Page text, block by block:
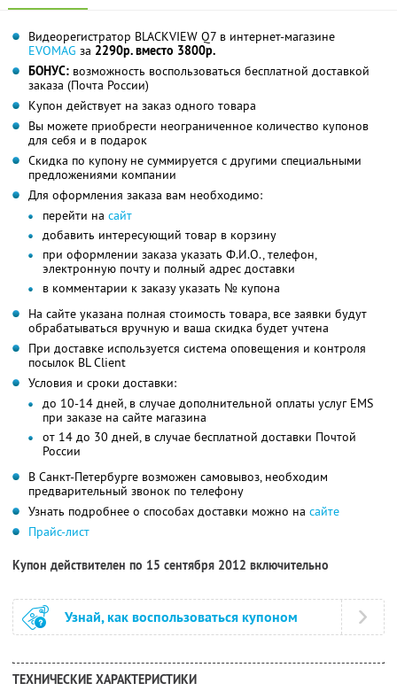
Видеорегистратор BLACKVIEW Q7 в интернет-магазине
EVOMAG за 2290р. вместо 3800р.
БОНУС: возможность воспользоваться бесплатной доставкой
заказа (Почта России)
Купон действует на заказ одного товара
Вы можете приобрести неограниченное количество купонов
для себя и в подарок
Скидка по купону не суммируется с другими специальными
предложениями компании
Для оформления заказа вам необходимо:
перейти на сайт
добавить интересующий товар в корзину
при оформлении заказа указать Ф.И.О., телефон,
электронную почту и полный адрес доставки
в комментарии к заказу указать № купона
На сайте указана полная стоимость товара, все заявки будут
обрабатываться вручную и ваша скидка будет учтена
При доставке используется система оповещения и контроля
посылок BL Client
Условия и сроки доставки:
до 10-14 дней, в случае дополнительной оплаты услуг EMS
при заказе на сайте магазина
от 14 до 30 дней, в случае бесплатной доставки Почтой
России
В Санкт-Петербурге возможен самовывоз, необходим
предварительный звонок по телефону
Узнать подробнее о способах доставки можно на сайте
Прайс-лист
Купон действителен по 15 сентября 2012 включительно
Узнай, как воспользоваться купоном
ТЕХНИЧЕСКИЕ ХАРАКТЕРИСТИКИ